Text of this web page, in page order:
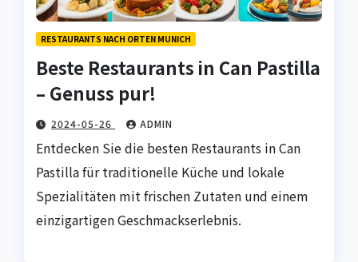
RESTAURANTS NACH ORTEN MUNICH
Beste Restaurants in Can Pastilla
– Genuss pur!
2024-05-26 ADMIN
Entdecken Sie die besten Restaurants in Can
Pastilla für traditionelle Küche und lokale
Spezialitäten mit frischen Zutaten und einem
einzigartigen Geschmackserlebnis.